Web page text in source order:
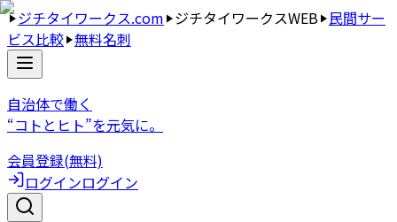
ジチタイワークス.com ジチタイワークスWEB 民間サー
ビス比較 無料名刺
自治体で働く
“コトとヒト”を元気に。
会員登録(無料)
ログインログイン